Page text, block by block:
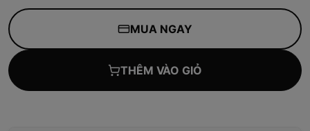
MUA NGAY
THÊM VÀO GIỎ